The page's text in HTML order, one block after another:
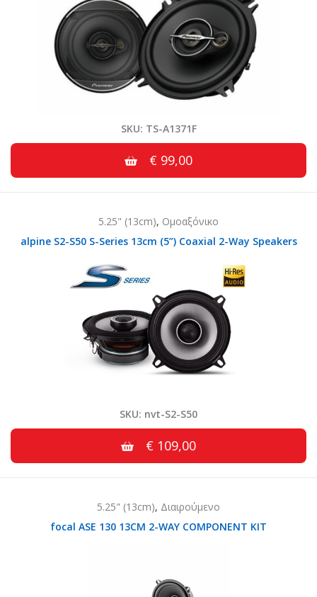
SKU: TS-A1371F
€ 99,00
5.25" (13cm), Ομοαξόνικο
alpine S2-S50 S-Series 13cm (5”) Coaxial 2-Way Speakers
SKU: nvt-S2-S50
€ 109,00
5.25" (13cm), Διαιρούμενο
focal ASE 130 13CM 2-WAY COMPONENT KIT